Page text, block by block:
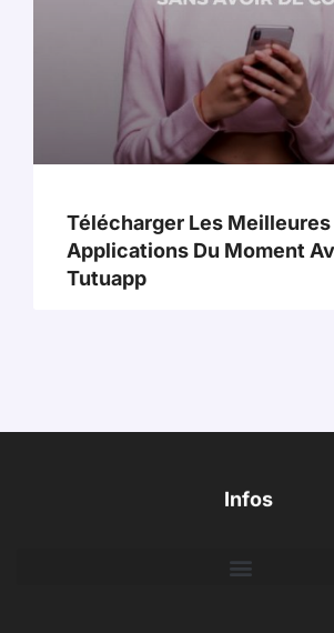
Télécharger Les Meilleures
Applications Du Moment
Tutuapp
Infos